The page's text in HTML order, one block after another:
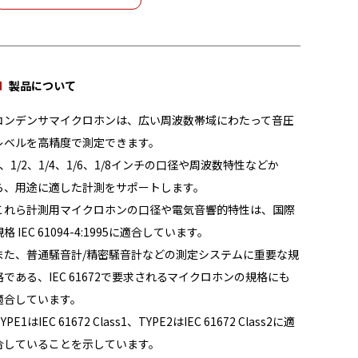
製品について
ンデンサマイクロホンは、広い周波数帯域にわたって音圧
ベルを高精度で測定できます。
1/2、1/4、1/6、1/8インチの口径や周波数特性などか
、用途に適した計測をサポートします。
れら計測用マイクロホンの口径や電気音響的特性は、国際
格 IEC 61094-4:1995に適合しています。
た、普通騒音計/精密騒音計などの測定システムに重要な規
である、IEC 61672で要求されるマイクロホンの規格にも
しています。
はIEC 61672 Class1、TYPE2はIEC 61672 Class2に適
していることを示しています。